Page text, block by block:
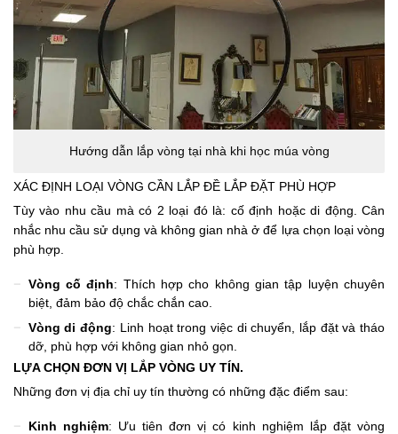
Hướng dẫn lắp vòng tại nhà khi học múa vòng
XÁC ĐỊNH LOẠI VÒNG CẦN LẮP ĐỀ LẮP ĐẶT PHÙ HỢP
Tùy vào nhu cầu mà có 2 loại đó là: cố định hoặc di động. Cân
nhắc nhu cầu sử dụng và không gian nhà ở để lựa chọn loại vòng
phù hợp.
Vòng cố định: Thích hợp cho không gian tập luyện chuyên
biệt, đảm bảo độ chắc chắn cao.
Vòng di động: Linh hoạt trong việc di chuyển, lắp đặt và tháo
dỡ, phù hợp với không gian nhỏ gọn.
LỰA CHỌN ĐƠN VỊ LẮP VÒNG UY TÍN.
Những đơn vị địa chỉ uy tín thường có những đặc điểm sau:
Kinh nghiệm: Ưu tiên đơn vị có kinh nghiệm lắp đặt vòng